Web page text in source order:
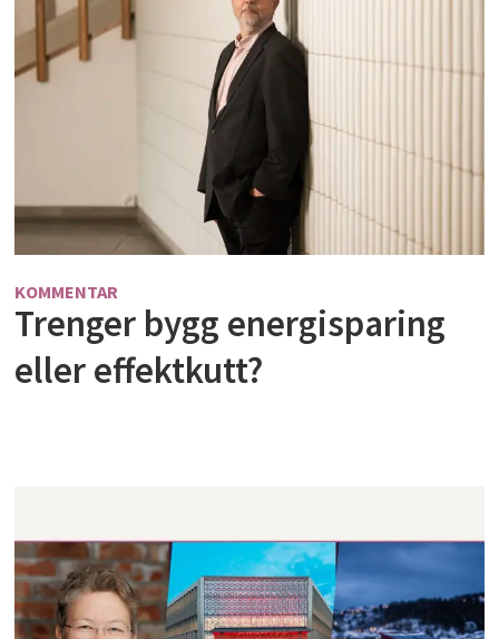
KOMMENTAR
Trenger bygg energisparing
eller effektkutt?